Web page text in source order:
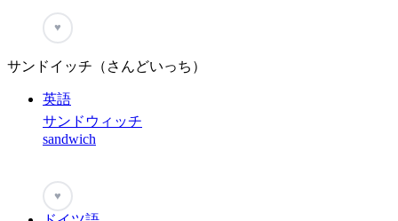
♥
サンドイッチ（さんどいっち）
英語
サンドウィッチ
sandwich
♥